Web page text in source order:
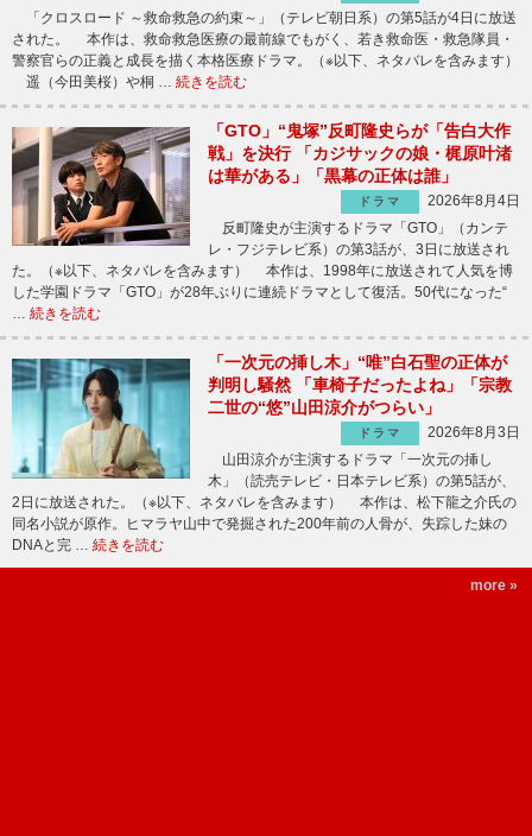
「クロスロード ～救命救急の約束～」（テレビ朝日系）の第5話が4日に放送
された。 本作は、救命救急医療の最前線でもがく、若き救命医・救急隊員・
警察官らの正義と成長を描く本格医療ドラマ。（※以下、ネタバレを含みます）
遥（今田美桜）や桐 … 続きを読む
「GTO」“鬼塚”反町隆史らが「告白大作
戦」を決行 「カジサックの娘・梶原叶渚
は華がある」「黒幕の正体は誰」
ドラマ
2026年8月4日
反町隆史が主演するドラマ「GTO」（カンテ
レ・フジテレビ系）の第3話が、3日に放送され
た。（※以下、ネタバレを含みます） 本作は、1998年に放送されて人気を博
した学園ドラマ「GTO」が28年ぶりに連続ドラマとして復活。50代になった“
… 続きを読む
「一次元の挿し木」“唯”白石聖の正体が
判明し騒然 「車椅子だったよね」「宗教
二世の“悠”山田涼介がつらい」
ドラマ
2026年8月3日
山田涼介が主演するドラマ「一次元の挿し
木」（読売テレビ・日本テレビ系）の第5話が、
2日に放送された。（※以下、ネタバレを含みます） 本作は、松下龍之介氏の
同名小説が原作。ヒマラヤ山中で発掘された200年前の人骨が、失踪した妹の
DNAと完 … 続きを読む
more »